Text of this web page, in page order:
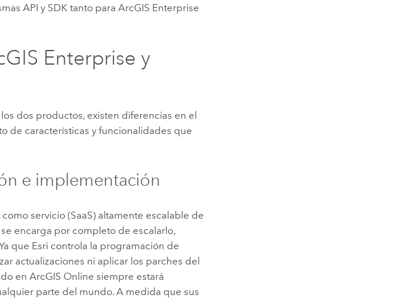
API y SDK tanto paraArcGIS Enterprise
Enterprise y
dos productos, existen diferencias en el
de características y funcionalidades que
e implementación
servicio (SaaS) altamente escalable de
se encarga por completo de escalarlo,
que Esri controla la programación de
actualizaciones ni aplicar los parches del
enArcGIS Online siempre estará
parte del mundo. A medida que sus